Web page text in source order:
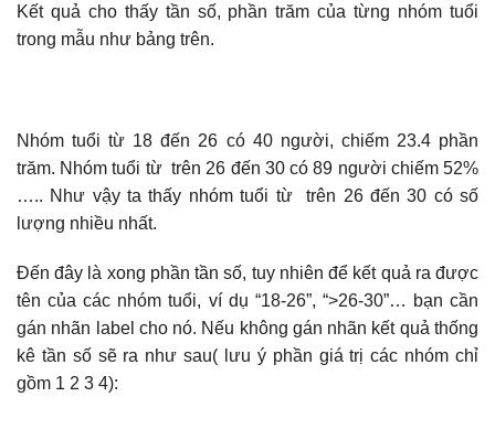
Kết quả cho thấy tần số, phần trăm của từng nhóm tuổi
trong mẫu như bảng trên.
Nhóm tuổi từ 18 đến 26 có 40 người, chiếm 23.4 phần
trăm. Nhóm tuổi từ trên 26 đến 30 có 89 người chiếm 52%
….. Như vậy ta thấy nhóm tuổi từ trên 26 đến 30 có số
lượng nhiều nhất.
Đến đây là xong phần tần số, tuy nhiên để kết quả ra được
tên của các nhóm tuổi, ví dụ “18-26”, “>26-30”… bạn cần
gán nhãn label cho nó. Nếu không gán nhãn kết quả thống
kê tần số sẽ ra như sau( lưu ý phần giá trị các nhóm chỉ
gồm 1 2 3 4):